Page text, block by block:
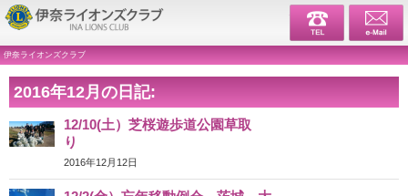
伊奈ライ
伊奈ライオンズクラブ
2016年12月の日記:
12/10(土）芝桜遊歩道公園草取
り
2016年12月12日